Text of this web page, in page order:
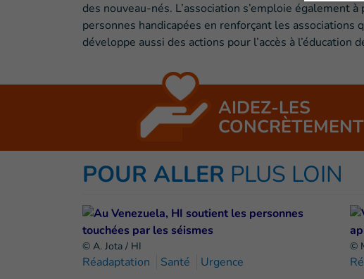
des nouveau-nés. L’association s’emploie également
personnes handicapées en renforçant les
développe aussi des actions pour l’accès à
AIDEZ-LES
CONCRÈTEMENT
POUR ALLER PLUS LOIN
© A. Jota / HI
Réadaptation Santé Urgence
©